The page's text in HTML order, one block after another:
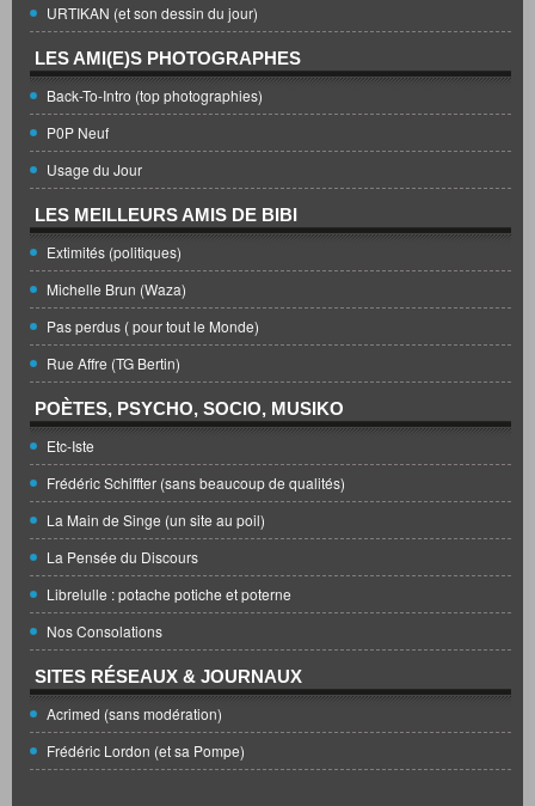
URTIKAN (et son dessin du jour)
LES AMI(E)S PHOTOGRAPHES
Back-To-Intro (top photographies)
P0P Neuf
Usage du Jour
LES MEILLEURS AMIS DE BIBI
Extimités (politiques)
Michelle Brun (Waza)
Pas perdus ( pour tout le Monde)
Rue Affre (TG Bertin)
POÈTES, PSYCHO, SOCIO, MUSIKO
Etc-Iste
Frédéric Schiffter (sans beaucoup de qualités)
La Main de Singe (un site au poil)
La Pensée du Discours
Librelulle : potache potiche et poterne
Nos Consolations
SITES RÉSEAUX & JOURNAUX
Acrimed (sans modération)
Frédéric Lordon (et sa Pompe)